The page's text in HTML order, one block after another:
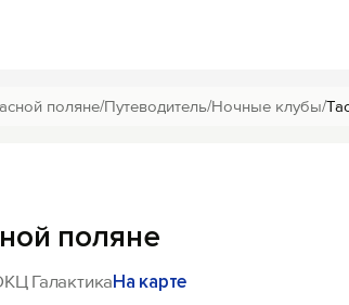
поляне/Путеводитель/Ночные клубы/
поляне
ГалактикаНа карте